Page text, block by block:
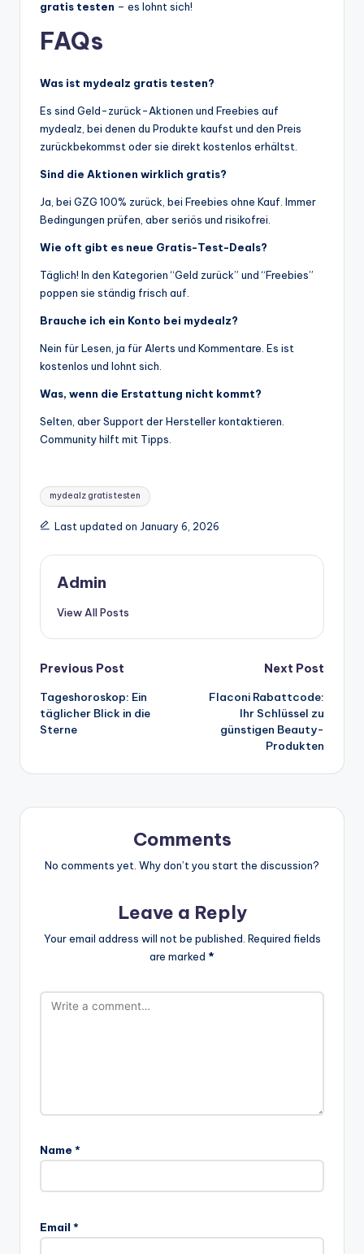
gratis testen – es lohnt sich!
FAQs
Was ist mydealz gratis testen?
Es sind Geld-zurück-Aktionen und Freebies auf
mydealz, bei denen du Produkte kaufst und den Preis
zurückbekommst oder sie direkt kostenlos erhältst.
Sind die Aktionen wirklich gratis?
Ja, bei GZG 100% zurück, bei Freebies ohne Kauf. Immer
Bedingungen prüfen, aber seriös und risikofrei.
Wie oft gibt es neue Gratis-Test-Deals?
Täglich! In den Kategorien “Geld zurück” und “Freebies”
poppen sie ständig frisch auf.
Brauche ich ein Konto bei mydealz?
Nein für Lesen, ja für Alerts und Kommentare. Es ist
kostenlos und lohnt sich.
Was, wenn die Erstattung nicht kommt?
Selten, aber Support der Hersteller kontaktieren.
Community hilft mit Tipps.
Tags:
mydealz gratis testen
Last updated on January 6, 2026
Admin
View All Posts
Post
navigation
Previous Post
Tageshoroskop: Ein
täglicher Blick in die
Sterne
Next Post
Flaconi Rabattcode:
Ihr Schlüssel zu
günstigen Beauty-
Produkten
Comments
No comments yet. Why don’t you start the discussion?
Leave a Reply
Your email address will not be published. Required fields
are marked *
Name *
Email *